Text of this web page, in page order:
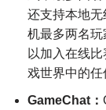
还支持本地
机最多两名
以加入在线
戏世界中的任
GameChat：